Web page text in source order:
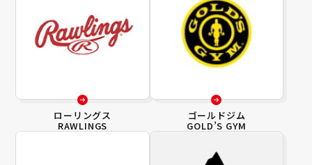
ローリングス
RAWLINGS
ゴールドジム
GOLD’S GYM